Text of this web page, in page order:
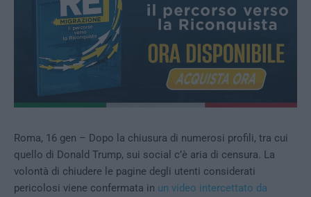
Roma, 16 gen – Dopo la chiusura di numerosi profili, tra cui
quello di Donald Trump, sui social c’è aria di censura. La
volontà di chiudere le pagine degli utenti considerati
pericolosi viene confermata in un video intercettato da